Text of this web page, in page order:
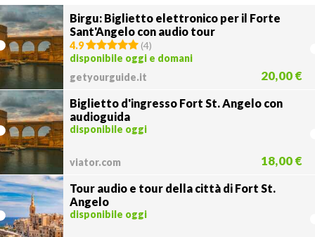
Birgu: Biglietto elettronico per il Forte
Sant'Angelo con audio tour
4.9 (4)
disponibile oggi e domani
getyourguide.it
20,00 €
Biglietto d'ingresso Fort St. Angelo con
audioguida
disponibile oggi
viator.com 18,00 €
Tour audio e tour della città di Fort St.
Angelo
disponibile oggi